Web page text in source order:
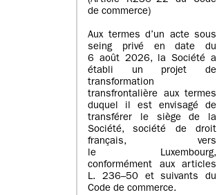
de commerce)
Aux termes d’un acte sous
seing privé en date du
6 août 2026, la Société a
établi un projet de
transformation
transfrontalière aux termes
duquel il est envisagé de
transférer le siège de la
Société, société de droit
français, vers
le Luxembourg,
conformément aux articles
L. 236–50 et suivants du
Code de commerce.